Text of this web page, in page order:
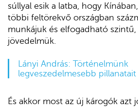
súllyal esik a latba, hogy
többi feltörekvő országban
munkájuk és elfogadható
jövedelmük.
Lányi András: Történelmünk
legveszedelmesebb
És akkor most az új károgók azt